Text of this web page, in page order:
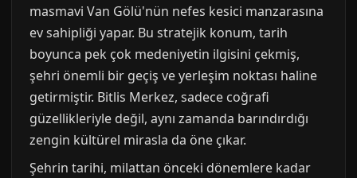
masmavi Van Gölü'nün nefes kesici manzarasına
ev sahipliği yapar. Bu stratejik konum, tarih
boyunca pek çok medeniyetin ilgisini çekmiş,
şehri önemli bir geçiş ve yerleşim noktası haline
getirmiştir. Bitlis Merkez, sadece coğrafi
güzellikleriyle değil, aynı zamanda barındırdığı
zengin kültürel mirasla da öne çıkar.
Şehrin tarihi, milattan önceki dönemlere kadar